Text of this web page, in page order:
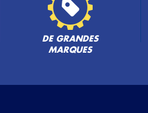
DE GRANDES
MARQUES